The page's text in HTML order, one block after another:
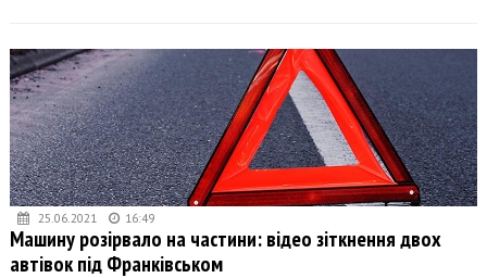
25.06.2021 16:49
Машину розірвало на частини: відео зіткнення двох
автівок під Франківськом